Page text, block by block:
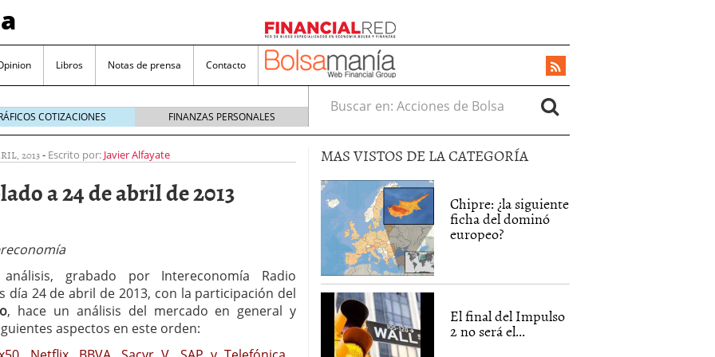
Libros Notas de prensa Contacto
y por qué no hay que perderlas de vista
noviembre 22, 2024
que destacan por sus dividendos constantes
poderosa herramienta para tus inversiones
23, 2024
COTIZACIONES FINANZAS PERSONALES
Buscar en:
2013- Escrito por: Javier Alfayate
a 24 de abril de 2013
grabado por Intereconomía Radio
día 24 de abril de 2013, con la participación del
, hace un análisis del mercado en general y
aspectos en este orden:
MAS VISTOS DE LA CATEGORÍA
Chipre: ¿la siguiente
ficha del dominó
europeo?
El final del Impulso
2 no será el...